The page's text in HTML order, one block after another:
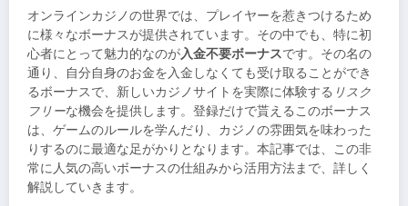
オンラインカジノの世界では、プレイヤーを惹きつけるため
に様々なボーナスが提供されています。その中でも、特に初
心者にとって魅力的なのが入金不要ボーナスです。その名の
通り、自分自身のお金を入金しなくても受け取ることができ
るボーナスで、新しいカジノサイトを実際に体験する リスク
フリーな機会を提供します。登録だけで貰えるこのボーナス
は、ゲームのルールを学んだり、カジノの雰囲気を味わった
りするのに最適な足がかりとなります。本記事では、この非
常に人気の高いボーナスの仕組みから活用方法まで、詳しく
解説していきます。